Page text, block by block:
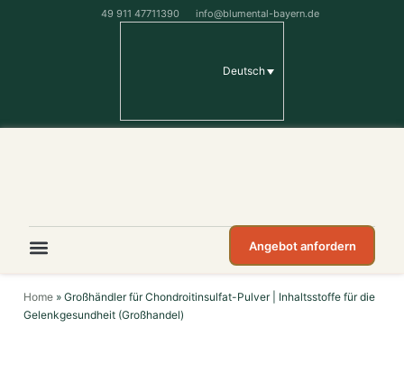
49 911 47711390 info@blumental-bayern.de
Deutsch
Angebot anfordern
Home » Großhändler für Chondroitinsulfat-Pulver | Inhaltsstoffe für die
Gelenkgesundheit (Großhandel)